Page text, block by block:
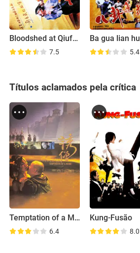
Bloodshed at Qiufeng Tower
7.5 5.4
Títulos aclamados pela crítica
Temptation of a Monk
6.4
Kung-Fusão
8.0